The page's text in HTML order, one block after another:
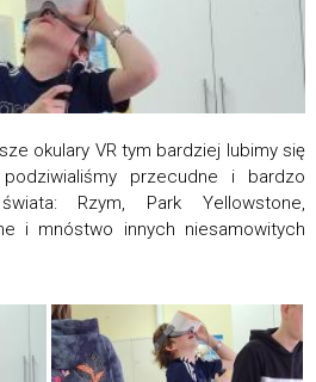
okulary VR tym bardziej lubimy się
przecudne i bardzo
Rzym, Park Yellowstone,
i mnóstwo innych niesamowitych